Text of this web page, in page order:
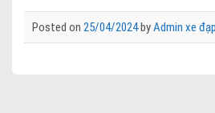
Posted on 25/04/2024byAdmin xe đạp